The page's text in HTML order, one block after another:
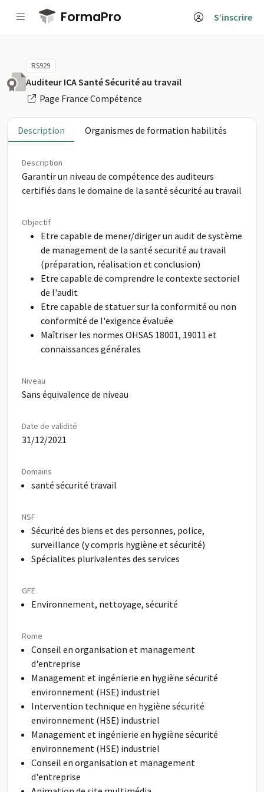
Passer au contenu principal
FormaPro S’inscrire
RS929
Auditeur ICA Santé Sécurité au travail
Page France Compétence
Description Organismes de formation habilités
Description
Garantir un niveau de compétence des auditeurs
certifiés dans le domaine de la santé sécurité au travail
Objectif
Etre capable de mener/diriger un audit de système
de management de la santé securité au travail
(préparation, réalisation et conclusion)
Etre capable de comprendre le contexte sectoriel
de l'audit
Etre capable de statuer sur la conformité ou non
conformité de l'exigence évaluée
Maîtriser les normes OHSAS 18001, 19011 et
connaissances générales
Niveau
Sans équivalence de niveau
Date de validité
31/12/2021
Domains
santé sécurité travail
NSF
Sécurité des biens et des personnes, police,
surveillance (y compris hygiène et sécurité)
Spécialites plurivalentes des services
GFE
Environnement, nettoyage, sécurité
Rome
Conseil en organisation et management
d'entreprise
Management et ingénierie en hygiène sécurité
environnement (HSE) industriel
Intervention technique en hygiène sécurité
environnement (HSE) industriel
Management et ingénierie en hygiène sécurité
environnement (HSE) industriel
Conseil en organisation et management
d'entreprise